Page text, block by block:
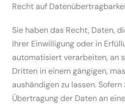
Recht auf
Sie haben das Recht, Daten,
Ihrer Einwil­ligung oder in
automa­ti­siert verar­beiten, an
Dritten in einem gängigen,
aushän­digen zu lassen.
Übertragung der Daten an